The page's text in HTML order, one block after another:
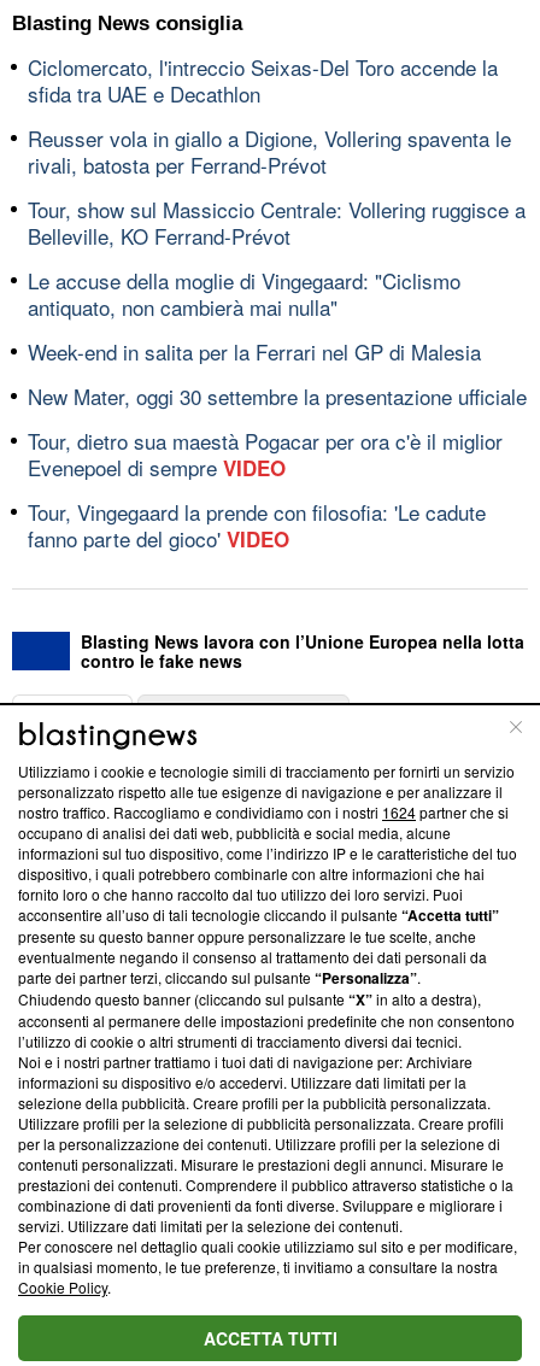
Blasting News consiglia
Ciclomercato, l'intreccio Seixas-Del Toro accende la
sfida tra UAE e Decathlon
Reusser vola in giallo a Digione, Vollering spaventa le
rivali, batosta per Ferrand-Prévot
Tour, show sul Massiccio Centrale: Vollering ruggisce a
Belleville, KO Ferrand-Prévot
Le accuse della moglie di Vingegaard: "Ciclismo
antiquato, non cambierà mai nulla"
Week-end in salita per la Ferrari nel GP di Malesia
New Mater, oggi 30 settembre la presentazione ufficiale
Tour, dietro sua maestà Pogacar per ora c'è il miglior
Evenepoel di sempre VIDEO
Tour, Vingegaard la prende con filosofia: 'Le cadute
fanno parte del gioco' VIDEO
Blasting News lavora con l’Unione Europea nella lotta
contro le fake news
ABOUT
Questa sezione offre informazioni trasparenti su Blasting
News, sui nostri processi editoriali e su come ci impegniamo a
creare news di qualità. Inoltre, afferma la nostra aderenza a
‘Trust Project - News with Integrity’Blasting News non è
ancora membro del programma, ma ha richiesto di farne
parte; Trust Project non ha ancora effettuato una verifica di
conformità agli standard.
Su di noi
Team editoriale
Corporate
Redazione
Informativa Privacy
Cookie Policy
Blasting SA, IDI CHE-247.845.224, Via Carlo Frasca, 3 - 6900
Lugano (Svizzera) Tel:+39 0690258937
© 2026 Blasting News
Utilizziamo i cookie e tecnologie simili di tracciamento per fornirti un servizio
personalizzato rispetto alle tue esigenze di navigazione e per analizzare il
nostro traffico. Raccogliamo e condividiamo con i nostri 1624partner che si
occupano di analisi dei dati web, pubblicità e social media, alcune
informazioni sul tuo dispositivo, come l’indirizzo IP e le caratteristiche del tuo
dispositivo, i quali potrebbero combinarle con altre informazioni che hai
fornito loro o che hanno raccolto dal tuo utilizzo dei loro servizi. Puoi
acconsentire all’uso di tali tecnologie cliccando il pulsante“Accetta tutti”
presente su questo banner oppure personalizzare le tue scelte, anche
eventualmente negando il consenso al trattamento dei dati personali da
parte dei partner terzi, cliccando sul pulsante“Personalizza”.
Chiudendo questo banner (cliccando sul pulsante“X”in alto a destra),
acconsenti al permanere delle impostazioni predefinite che non consentono
l’utilizzo di cookie o altri strumenti di tracciamento diversi dai tecnici.
Noi e i nostri partner trattiamo i tuoi dati di navigazione per: Archiviare
informazioni su dispositivo e/o accedervi. Utilizzare dati limitati per la
selezione della pubblicità. Creare profili per la pubblicità personalizzata.
Utilizzare profili per la selezione di pubblicità personalizzata. Creare profili
per la personalizzazione dei contenuti. Utilizzare profili per la selezione di
contenuti personalizzati. Misurare le prestazioni degli annunci. Misurare le
prestazioni dei contenuti. Comprendere il pubblico attraverso statistiche o la
combinazione di dati provenienti da fonti diverse. Sviluppare e migliorare i
servizi. Utilizzare dati limitati per la selezione dei contenuti.
Per conoscere nel dettaglio quali cookie utilizziamo sul sito e per modificare,
in qualsiasi momento, le tue preferenze, ti invitiamo a consultare la nostra
Cookie Policy.
ACCETTA TUTTI